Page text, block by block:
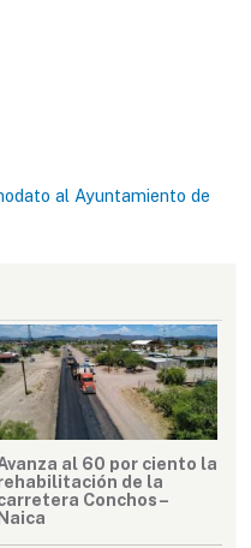
al Ayuntamiento de
al 60 por ciento la
de la
Conchos–